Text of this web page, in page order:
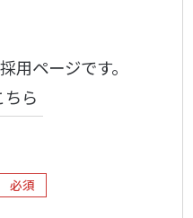
用ページです。
ちら
必須